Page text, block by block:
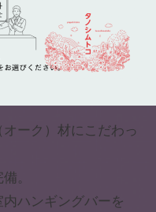
ーク）材にこだわっ
。
ハンギングバーを